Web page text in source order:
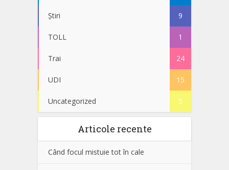
Știri 9
TOLL 1
Trai 24
UDI 15
Uncategorized 5
Articole recente
Când focul mistuie tot în cale